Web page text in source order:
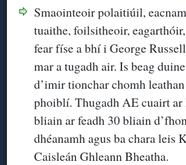
Smaointeoir polaitiúil,
tuaithe, foilsitheoir,
fear físe a bhí i George
mar a tugadh air. Is beag
d’imir tionchar chomh
phoiblí. Thugadh AE cuairt ar
bliain ar feadh 30 bliain
dhéanamh agus ba chara leis
Caisleán Ghleann Bheatha.